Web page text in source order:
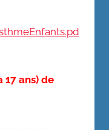
17 ans) de